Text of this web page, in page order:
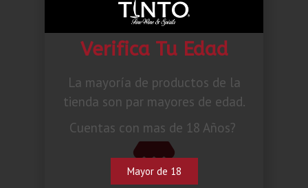
Verifica Tu Edad
La mayoría de productos de la
tienda son par mayores de edad.
Cuentas con mas de 18 Años?
Mayor de 18